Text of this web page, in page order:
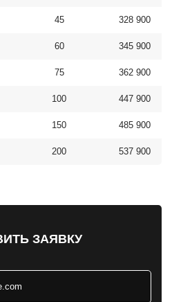
45 328 900
60 345 900
75 362 900
100 447 900
150 485 900
200 537 900
ЗАЯВКУ